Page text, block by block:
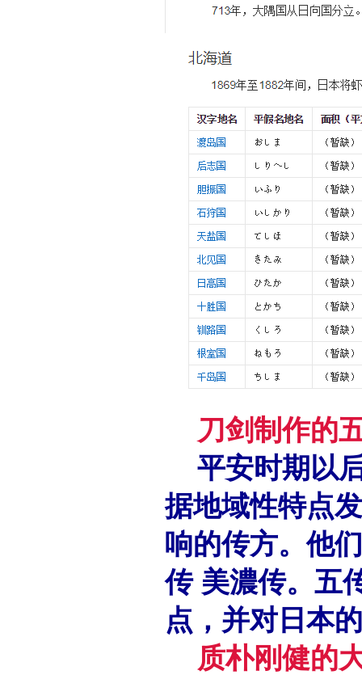
刀剑制作的
平安时期以
据地域性特点
响的传方。他
传 美濃传。五
点，并对日本
质朴刚健的